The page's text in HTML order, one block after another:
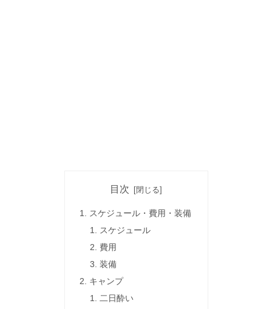
目次
スケジュール・費用・装備
スケジュール
費用
装備
キャンプ
二日酔い